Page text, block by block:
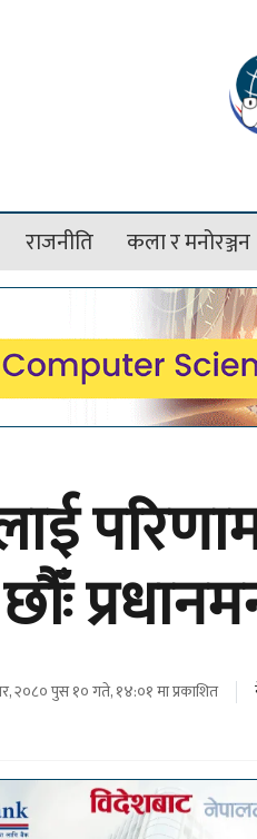
राजनीति कला र मनोरञ्जन
२०८० पुस १० गते, १४:०१ मा प्रकाशित